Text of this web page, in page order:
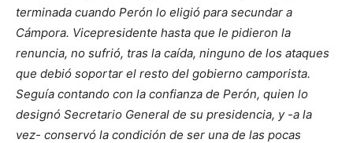
terminada cuando Perón lo eligió para secundar a
Cámpora. Vicepresidente hasta que le pidieron la
renuncia, no sufrió, tras la caída, ninguno de los ataques
que debió soportar el resto del gobierno camporista.
Seguía contando con la confianza de Perón, quien lo
designó Secretario General de su presidencia, y -a la
vez- conservó la condición de ser una de las pocas